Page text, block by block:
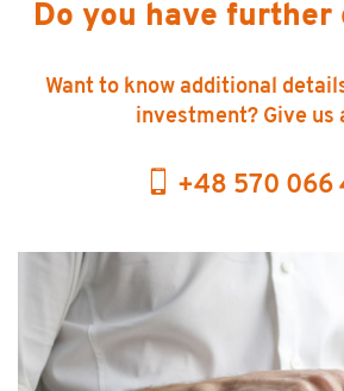
Do you have further
Want to know additional
investment? Give us
+48 570 066